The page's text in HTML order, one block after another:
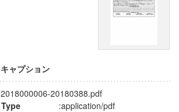
キャプション
2018000006-20180388.pdf
Type
:application/pdf